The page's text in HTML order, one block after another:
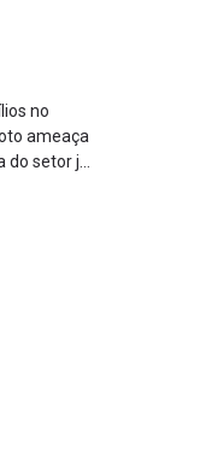
de Águas
dos
no
ameaça
do setor já